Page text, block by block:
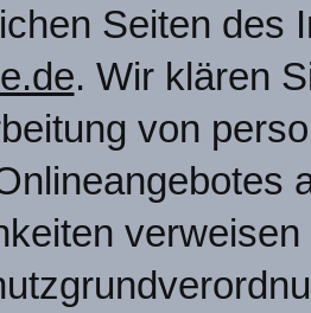
Seiten des
. Wir klären
von